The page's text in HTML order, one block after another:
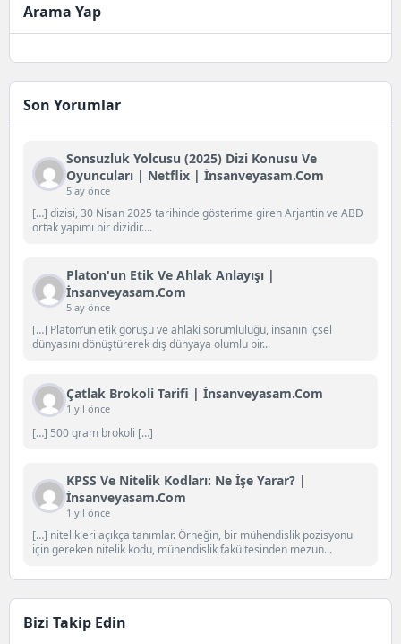
Arama Yap
Son Yorumlar
Sonsuzluk Yolcusu (2025) Dizi Konusu Ve
Oyuncuları | Netflix | İnsanveyasam.com
5 ay önce
[…] dizisi, 30 Nisan 2025 tarihinde gösterime giren Arjantin ve ABD
ortak yapımı bir dizidir....
Platon'un Etik Ve Ahlak Anlayışı |
İnsanveyasam.com
5 ay önce
[…] Platon‘un etik görüşü ve ahlaki sorumluluğu, insanın içsel
dünyasını dönüştürerek dış dünyaya olumlu bir...
Çatlak Brokoli Tarifi | İnsanveyasam.com
1 yıl önce
[…] 500 gram brokoli […]
KPSS Ve Nitelik Kodları: Ne İşe Yarar? |
İnsanveyasam.com
1 yıl önce
[…] nitelikleri açıkça tanımlar. Örneğin, bir mühendislik pozisyonu
için gereken nitelik kodu, mühendislik fakültesinden mezun...
Bizi Takip Edin